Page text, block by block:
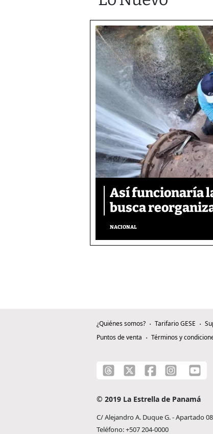
Así funcionaría
busca
NACIONAL
¿Quiénes somos? Tarifario GESE
Puntos de venta
Términos y
© 2019 La Estrella de Panamá
C/ Alejandro A. Duque G. - Apartado
Teléfono: +507 204-0000